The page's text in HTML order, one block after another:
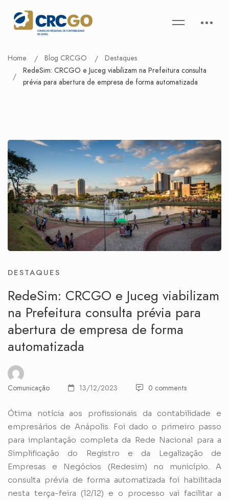
Home Blog CRCGO
Destaques
RedeSim: CRCGO e Juceg viabilizam na Prefeitura consulta
prévia para abertura de empresa de forma automatizada
DESTAQUES
RedeSim: CRCGO e Juceg viabilizam
na Prefeitura consulta prévia para
abertura de empresa de forma
automatizada
Comunicação 13/12/2023 0 comments
Ótima notícia aos profissionais da contabilidade e
empresários de Anápolis. Foi dado o primeiro passo
para implantação completa da Rede Nacional para a
Simplificação do Registro e da Legalização de
Empresas e Negócios (Redesim) no município. A
consulta prévia de forma automatizada foi habilitada
nesta terça-feira (12/12) e o processo vai facilitar a